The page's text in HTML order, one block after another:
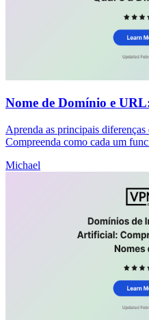
Nome de Domínio e
Aprenda as principais
Compreenda como cada um
Michael